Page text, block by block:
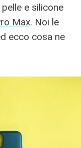
e silicone
Max. Noi le
ecco cosa ne